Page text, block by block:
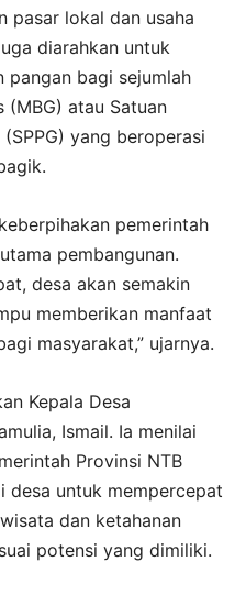
pasar lokal dan usaha
diarahkan untuk
pangan bagi sejumlah
(MBG) atau Satuan
yang beroperasi
pemerintah
pembangunan.
desa akan semakin
memberikan manfaat
masyarakat,” ujarnya.
Kepala Desa
Ismail. Ia menilai
Provinsi NTB
desa untuk mempercepat
dan ketahanan
potensi yang dimiliki.